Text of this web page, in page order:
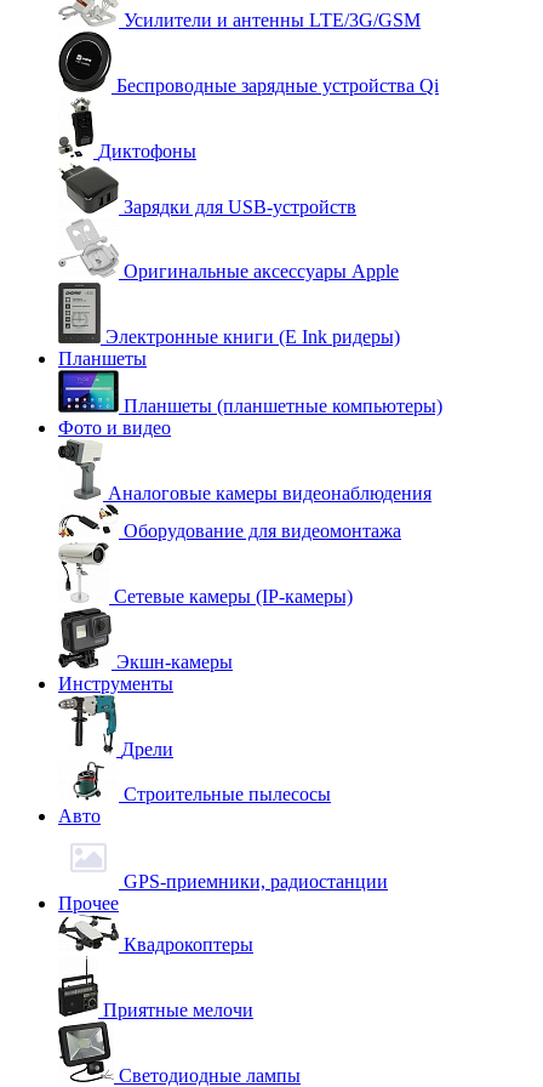
Усилители и антенны LTE/3G/GSM
Беспроводные зарядные устройства Qi
Диктофоны
Зарядки для USB-устройств
Оригинальные аксессуары Apple
Электронные книги (E Ink ридеры)
Планшеты
Планшеты (планшетные компьютеры)
Фото и видео
Аналоговые камеры видеонаблюдения
Оборудование для видеомонтажа
Сетевые камеры (IP-камеры)
Экшн-камеры
Инструменты
Дрели
Строительные пылесосы
Авто
GPS-приемники, радиостанции
Прочее
Квадрокоптеры
Приятные мелочи
Светодиодные лампы